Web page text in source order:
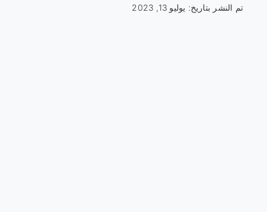
تم النشر بتاريخ: يوليو 13, 2023